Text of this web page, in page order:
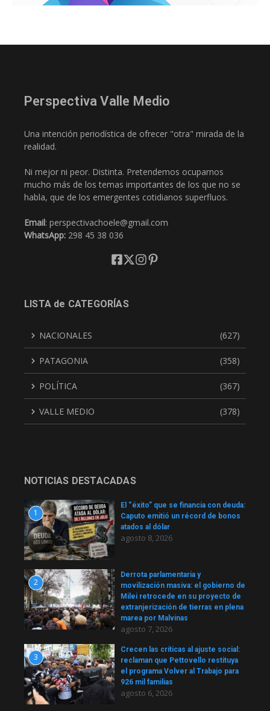
Perspectiva Valle Medio
Una intención periodística de ofrecer "otra" mirada de la
realidad.
Ni mejor ni peor. Distinta. Pretendemos ocuparnos
mucho más de los temas importantes de los que no se
habla, que de los emergentes cotidianos superfluos.
Email: perspectivachoele@gmail.com
WhatsApp: 298 45 38 036
LISTA de CATEGORÍAS
NACIONALES (627)
PATAGONIA (358)
POLÍTICA (367)
VALLE MEDIO (378)
NOTICIAS DESTACADAS
1
El “éxito” que se financia con deuda:
Caputo emitió un récord de bonos
atados al dólar
agosto 8, 2026
2
Derrota parlamentaria y
movilización masiva: el gobierno de
Milei retrocede en su proyecto de
extranjerización de tierras en plena
marea por Malvinas
agosto 7, 2026
3
Crecen las críticas al ajuste social:
reclaman que Pettovello restituya
el programa Volver al Trabajo para
926 mil familias
agosto 6, 2026